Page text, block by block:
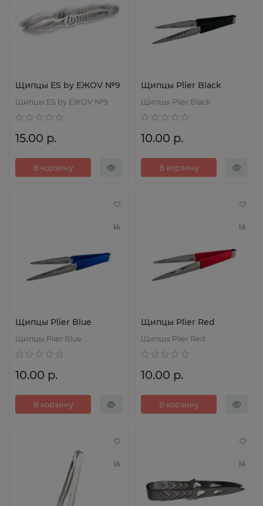
Щипцы ES by EЖOV №9
Щипцы ES by EЖOV №9
15.00 р.
В корзину
Щипцы Plier Black
Щипцы Plier Black
10.00 р.
В корзину
Щипцы Plier Blue
Щипцы Plier Blue
10.00 р.
В корзину
Щипцы Plier Red
Щипцы Plier Red
10.00 р.
В корзину